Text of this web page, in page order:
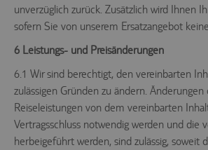
unverzüglich zurück. Zusätzlich wird Ihnen
sofern Sie von unserem Ersatzangebot
6 Leistungs- und Preisänderungen
6.1 Wir sind berechtigt, den vereinbarten
zulässigen Gründen zu ändern.
Reiseleistungen von dem vereinbarten
Vertragsschluss notwendig werden und die
herbeigeführt werden, sind zulässig, soweit